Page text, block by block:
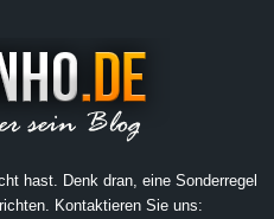
hast. Denk dran, eine Sonderregel
Kontaktieren Sie uns: